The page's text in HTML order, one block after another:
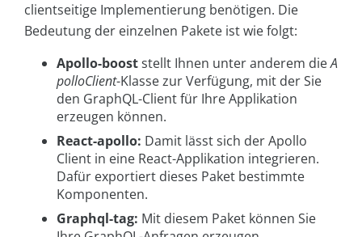
clientseitige Implementierung benötigen. Die
Bedeutung der einzelnen Pakete ist wie folgt:
Apollo-booststellt Ihnen unter anderem dieA
polloClient-Klasse zur Verfügung, mit der Sie
den GraphQL-Client für Ihre Applikation
erzeugen können.
React-apollo: Damit lässt sich der Apollo
Client in eine React-Applikation integrieren.
Dafür exportiert dieses Paket bestimmte
Komponenten.
Graphql-tag: Mit diesem Paket können Sie